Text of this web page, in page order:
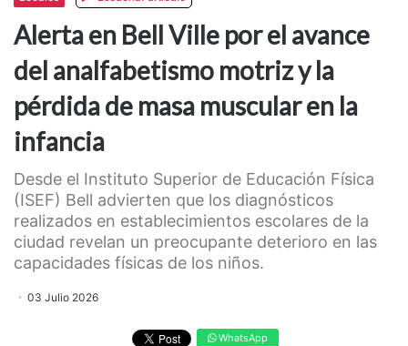
Alerta en Bell Ville por el avance
del analfabetismo motriz y la
pérdida de masa muscular en la
infancia
Desde el Instituto Superior de Educación Física
(ISEF) Bell advierten que los diagnósticos
realizados en establecimientos escolares de la
ciudad revelan un preocupante deterioro en las
capacidades físicas de los niños.
03 Julio 2026
WhatsApp